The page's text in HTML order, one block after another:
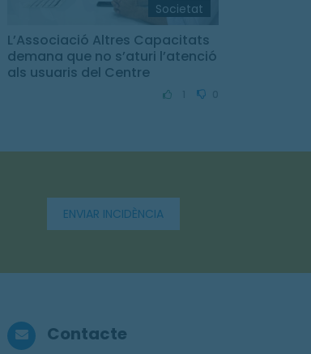
Societat
L’Associació Altres Capacitats
demana que no s’aturi l’atenció
als usuaris del Centre
ENVIAR INCIDÈNCIA
Contacte